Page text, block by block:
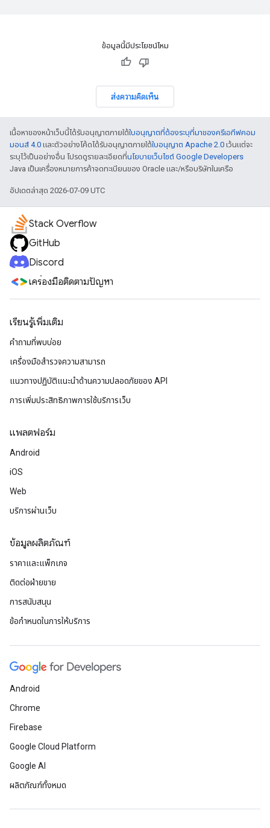
ข้อมูลนี้มีประโยชน์ไหม
ส่งความคิดเห็น
เนื้อหาของหน้าเว็บนี้ได้รับอนุญาตภายใต้ใบอนุญาตที่ต้องระบุที่มาของครีเอทีฟคอม
มอนส์ 4.0 และตัวอย่างโค้ดได้รับอนุญาตภายใต้ใบอนุญาต Apache 2.0 เว้นแต่จะ
ระบุไว้เป็นอย่างอื่น โปรดดูรายละเอียดที่นโยบายเว็บไซต์ Google Developers
Java เป็นเครื่องหมายการค้าจดทะเบียนของ Oracle และ/หรือบริษัทในเครือ
อัปเดตล่าสุด 2026-07-09 UTC
Stack Overflow
GitHub
Discord
เครื่องมือติดตามปัญหา
เรียนรู้เพิ่มเติม
คำถามที่พบบ่อย
เครื่องมือสำรวจความสามารถ
แนวทางปฏิบัติแนะนําด้านความปลอดภัยของ API
การเพิ่มประสิทธิภาพการใช้บริการเว็บ
แพลตฟอร์ม
Android
iOS
Web
บริการผ่านเว็บ
ข้อมูลผลิตภัณฑ์
ราคาและแพ็กเกจ
ติดต่อฝ่ายขาย
การสนับสนุน
ข้อกำหนดในการให้บริการ
Android
Chrome
Firebase
Google Cloud Platform
Google AI
ผลิตภัณฑ์ทั้งหมด